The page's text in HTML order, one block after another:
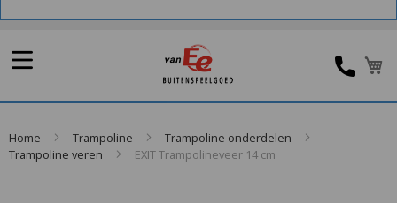
Home Trampoline
Trampoline onderdelen
Trampoline veren
EXIT Trampolineveer 14 cm